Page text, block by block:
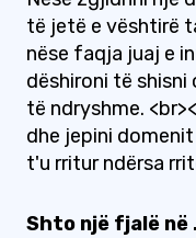
të jetë e vështirë
nëse faqja juaj e
dëshironi të shisni
të ndryshme.
dhe jepini
t'u rritur ndërsa
Shto një fjalë në